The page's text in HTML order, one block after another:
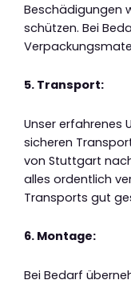
Beschädigungen
schützen. Bei
5. Transport:
Unser erfahrenes
sicheren
von Stuttgart
alles ordentlich
Transports gut
6. Montage:
Bei Bedarf